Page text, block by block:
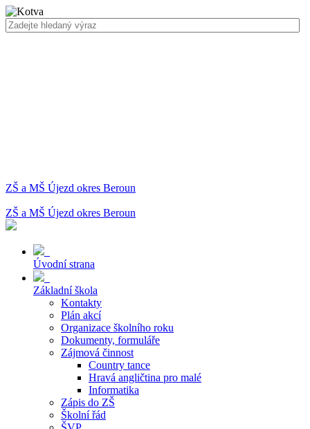
ZŠ a MŠ Újezd okres Beroun
ZŠ a MŠ Újezd okres Beroun
Úvodní strana
Základní škola
Kontakty
Plán akcí
Organizace školního roku
Dokumenty, formuláře
Zájmová činnost
Country tance
Hravá angličtina pro malé
Informatika
Zápis do ZŠ
Školní řád